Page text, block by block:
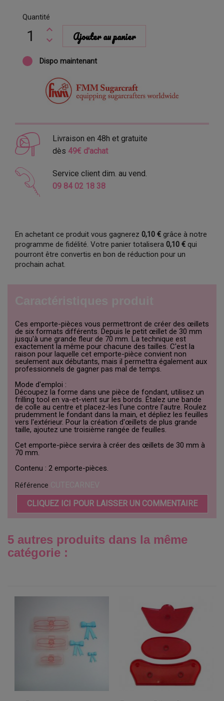
Quantité
Ajouter au panier
Dispo maintenant
Livraison en 48h et gratuite
dès 49€ d'achat
Service client dim. au vend.
09 84 02 18 38
En achetant ce produit vous gagnerez 0,10 € grâce à notre
programme de fidélité. Votre panier totalisera 0,10 € qui
pourront être convertis en bon de réduction pour un
prochain achat.
Ces emporte-pièces vous permettront de créer des œillets
de six formats différents. Depuis le petit œillet de 30 mm
jusqu'à une grande fleur de 70 mm. La technique est
exactement la même pour chacune des tailles. C'est la
raison pour laquelle cet emporte-pièce convient non
seulement aux débutants, mais il permettra également aux
professionnels de gagner pas mal de temps.
Mode d'emploi :
Découpez la forme dans une pièce de fondant, utilisez un
frilling tool en va-et-vient sur les bords. Étalez une bande
de colle au centre et placez-les l'une contre l'autre. Roulez
prudemment le fondant dans la main, et dépliez les feuilles
vers l'extérieur. Pour la création d'œillets de plus grande
taille, ajoutez une troisième rangée de feuilles.
Cet emporte-pièce servira à créer des œillets de 30 mm à
70 mm.
Contenu : 2 emporte-pièces.
Référence
CLIQUEZ ICI POUR LAISSER UN COMMENTAIRE
5 autres produits dans la même
catégorie :